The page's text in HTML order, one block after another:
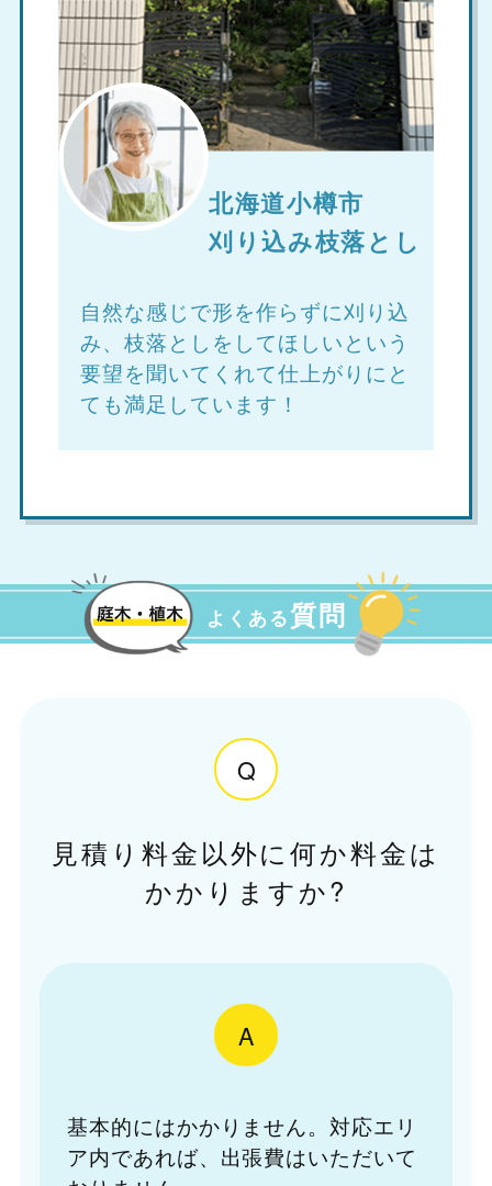
北海道小樽市
刈り込み枝落とし
自然な感じで形を作らずに刈り込
み、枝落としをしてほしいという
要望を聞いてくれて仕上がりにと
ても満足しています！
よくある質問
Q
見積り料金以外に何か料金は
かかりますか?
A
基本的にはかかりません。対応エリ
ア内であれば、出張費はいただいて